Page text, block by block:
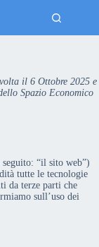
il 6 Ottobre 2025 e
Spazio Economico
“il sito web”)
tutte le tecnologie
da terze parti che
sull’uso dei